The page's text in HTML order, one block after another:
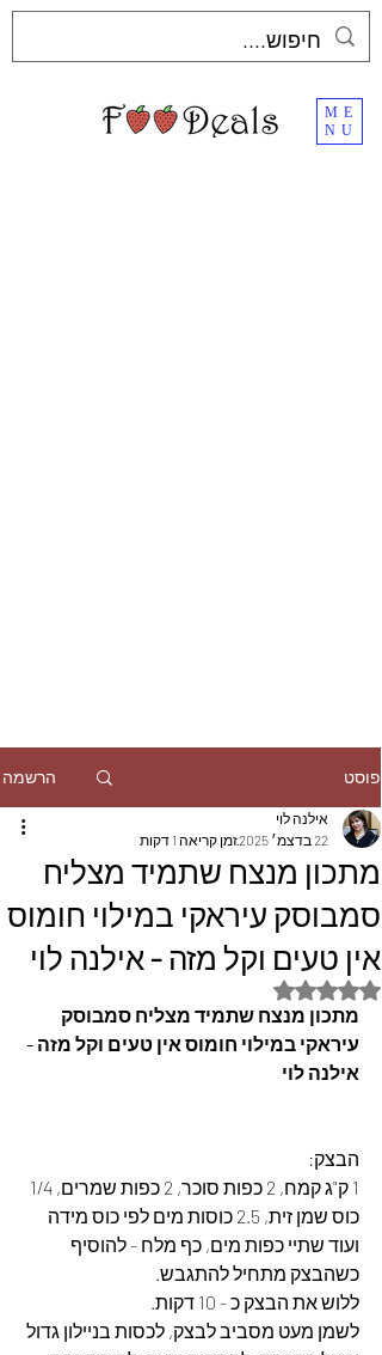
ME
NU
פוסט הרשמה
מתכון מנצח שתמיד מצליח
סמבוסק עיראקי במילוי חומוס
אין טעים וקל מזה - אילנה לוי
אילנה לוי
22 בדצמ׳ 2025
זמן קריאה 1 דקות
דירוג של NaN מתוך 5 כוכבים
מתכון מנצח שתמיד מצליח סמבוסק
עיראקי במילוי חומוס אין טעים וקל מזה -
אילנה לוי
הבצק:
כוס שמן זית, 2.5 כוסות מים לפי כוס מידה
ועוד שתיי כפות מים, כף מלח - להוסיף
כשהבצק מתחיל להתגבש.
ללוש את הבצק כ - 10 דקות.
לשמן מעט מסביב לבצק, לכסות בניילון גדול